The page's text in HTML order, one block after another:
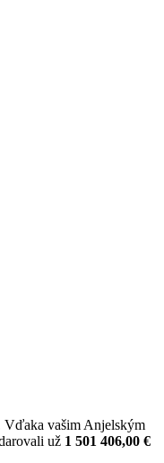
vašim Anjelským
už 1 501 406,00 €